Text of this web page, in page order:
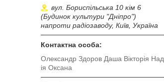
вул. Бориспільська 10 кім 6
(Будинок культури "Дніпро")
напроти радіозаводу, Київ, Україна
Олександр Здоров Даша Вікторія Над
ія Оксана